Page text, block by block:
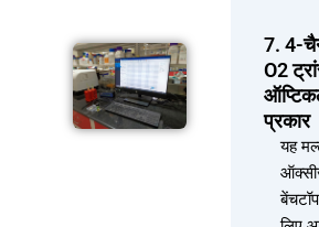
7. 4-
O2
प्रकार
यह